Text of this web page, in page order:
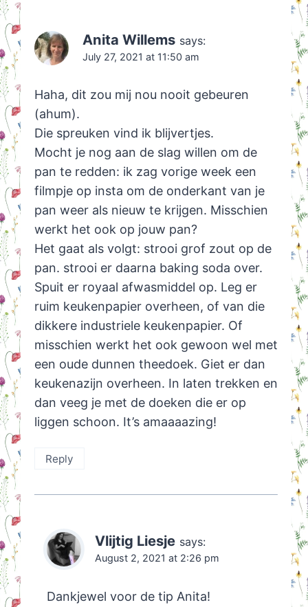
Anita Willems says:
July 27, 2021 at 11:50 am
Haha, dit zou mij nou nooit gebeuren
(ahum).
Die spreuken vind ik blijvertjes.
Mocht je nog aan de slag willen om de
pan te redden: ik zag vorige week een
filmpje op insta om de onderkant van je
pan weer als nieuw te krijgen. Misschien
werkt het ook op jouw pan?
Het gaat als volgt: strooi grof zout op de
pan. strooi er daarna baking soda over.
Spuit er royaal afwasmiddel op. Leg er
ruim keukenpapier overheen, of van die
dikkere industriele keukenpapier. Of
misschien werkt het ook gewoon wel met
een oude dunnen theedoek. Giet er dan
keukenazijn overheen. In laten trekken en
dan veeg je met de doeken die er op
liggen schoon. It’s amaaaazing!
Reply
Vlijtig Liesje says:
August 2, 2021 at 2:26 pm
Dankjewel voor de tip Anita!